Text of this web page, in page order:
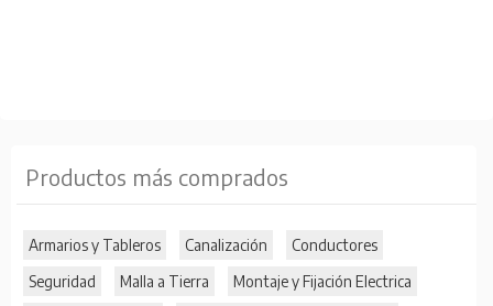
Productos más comprados
Armarios y Tableros Canalización
Conductores
Seguridad
Malla a Tierra
Montaje y Fijación Electrica